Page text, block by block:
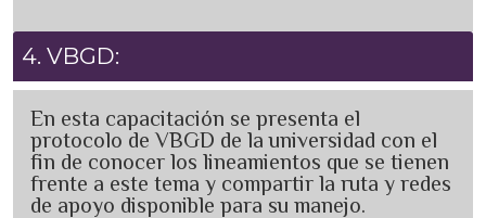
4. VBGD:
En esta capacitación se presenta el
protocolo de VBGD de la universidad con el
fin de conocer los lineamientos que se tienen
frente a este tema y compartir la ruta y redes
de apoyo disponible para su manejo.